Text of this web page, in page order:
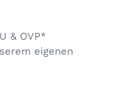
& OVP*
eigenen